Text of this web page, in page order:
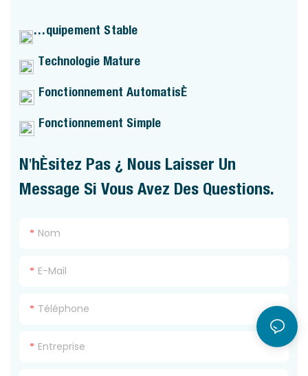
Équipement Stable
Technologie Mature
Fonctionnement Automatisé
Fonctionnement Simple
N'hésitez Pas À Nous Laisser Un
Message Si Vous Avez Des Questions.
Nom
E-Mail
Téléphone
Entreprise